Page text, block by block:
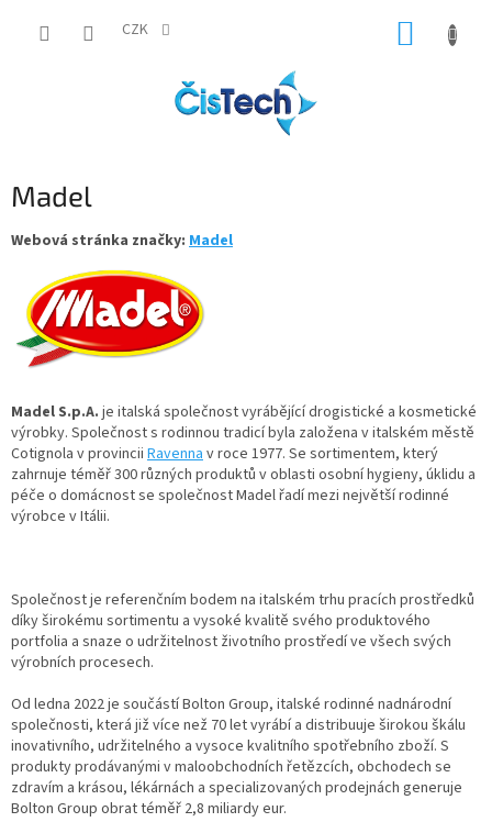
CZK
Madel
Webová stránka značky: Madel
Madel S.p.A. je italská společnost vyrábějící drogistické a kosmetické
výrobky. Společnost s rodinnou tradicí byla založena v italském městě
Cotignola v provincii Ravenna v roce 1977. Se sortimentem, který
zahrnuje téměř 300 různých produktů v oblasti osobní hygieny, úklidu a
péče o domácnost se společnost Madel řadí mezi největší rodinné
výrobce v Itálii.
Společnost je referenčním bodem na italském trhu pracích prostředků
díky širokému sortimentu a vysoké kvalitě svého produktového
portfolia a snaze o udržitelnost životního prostředí ve všech svých
výrobních procesech.
Od ledna 2022 je součástí Bolton Group, italské rodinné nadnárodní
společnosti, která již více než 70 let vyrábí a distribuuje širokou škálu
inovativního, udržitelného a vysoce kvalitního spotřebního zboží. S
produkty prodávanými v maloobchodních řetězcích, obchodech se
zdravím a krásou, lékárnách a specializovaných prodejnách generuje
Bolton Group obrat téměř 2,8 miliardy eur.